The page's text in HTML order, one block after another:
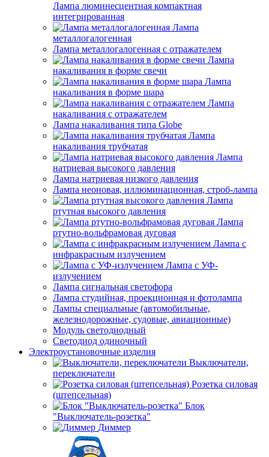
Лампа люминесцентная компактная
интегрированная
Лампа
металлогалогенная
Лампа металлогалогенная с отражателем
Лампа
накаливания в форме свечи
Лампа
накаливания в форме шара
Лампа
накаливания с отражателем
Лампа накаливания типа Globe
Лампа
накаливания трубчатая
Лампа
натриевая высокого давления
Лампа натриевая низкого давления
Лампа неоновая, иллюминационная, строб-лампа
Лампа
ртутная высокого давления
Лампа
ртутно-вольфрамовая дуговая
Лампа с
инфракрасным излучением
Лампа с УФ-
излучением
Лампа сигнальная светофора
Лампа студийная, проекционная и фотолампа
Лампы специальные (автомобильные,
железнодорожные, судовые, авиационные)
Модуль светодиодный
Светодиод одиночный
Электроустановочные изделия
Выключатели,
переключатели
Розетка силовая
(штепсельная)
Блок
"Выключатель-розетка"
Диммер